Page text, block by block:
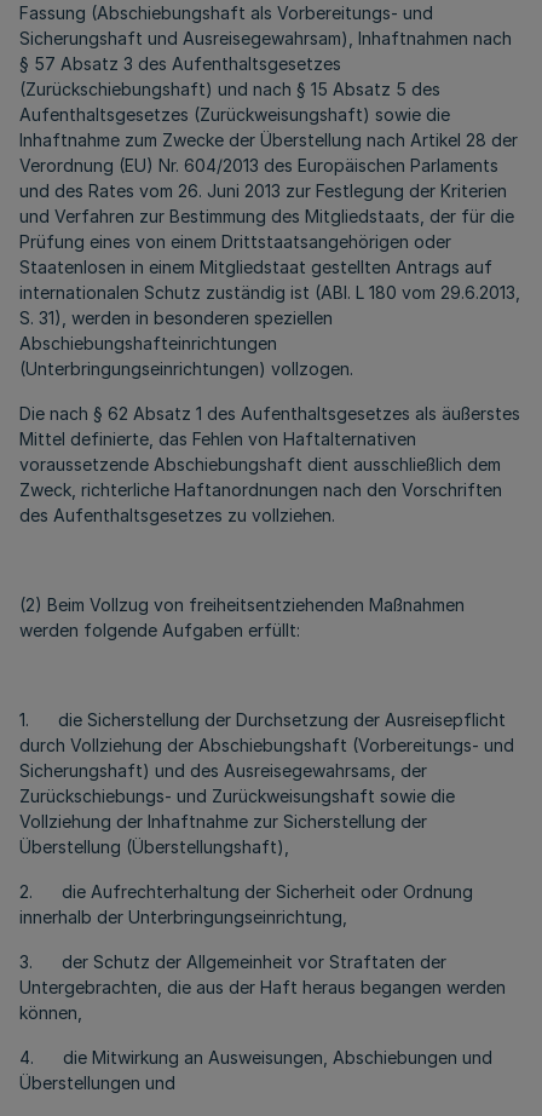
Fassung (Abschiebungshaft als Vorbereitungs- und
Sicherungshaft und Ausreisegewahrsam), Inhaftnahmen nach
§ 57 Absatz 3 des Aufenthaltsgesetzes
(Zurückschiebungshaft) und nach § 15 Absatz 5 des
Aufenthaltsgesetzes (Zurückweisungshaft) sowie die
Inhaftnahme zum Zwecke der Überstellung nach Artikel 28 der
Verordnung (EU) Nr. 604/2013 des Europäischen Parlaments
und des Rates vom 26. Juni 2013 zur Festlegung der Kriterien
und Verfahren zur Bestimmung des Mitgliedstaats, der für die
Prüfung eines von einem Drittstaatsangehörigen oder
Staatenlosen in einem Mitgliedstaat gestellten Antrags auf
internationalen Schutz zuständig ist (ABl. L 180 vom 29.6.2013,
S. 31), werden in besonderen speziellen
Abschiebungshafteinrichtungen
(Unterbringungseinrichtungen) vollzogen.
Die nach § 62 Absatz 1 des Aufenthaltsgesetzes als äußerstes
Mittel definierte, das Fehlen von Haftalternativen
voraussetzende Abschiebungshaft dient ausschließlich dem
Zweck, richterliche Haftanordnungen nach den Vorschriften
des Aufenthaltsgesetzes zu vollziehen.
(2) Beim Vollzug von freiheitsentziehenden Maßnahmen
werden folgende Aufgaben erfüllt:
1. die Sicherstellung der Durchsetzung der Ausreisepflicht
durch Vollziehung der Abschiebungshaft (Vorbereitungs- und
Sicherungshaft) und des Ausreisegewahrsams, der
Zurückschiebungs- und Zurückweisungshaft sowie die
Vollziehung der Inhaftnahme zur Sicherstellung der
Überstellung (Überstellungshaft),
2. die Aufrechterhaltung der Sicherheit oder Ordnung
innerhalb der Unterbringungseinrichtung,
3. der Schutz der Allgemeinheit vor Straftaten der
Untergebrachten, die aus der Haft heraus begangen werden
können,
4. die Mitwirkung an Ausweisungen, Abschiebungen und
Überstellungen und